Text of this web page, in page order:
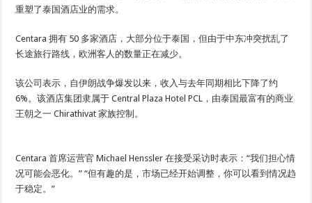
重塑了泰国酒店业的需求。
Centara 拥有 50 多家酒店，大部分位于泰国，但由于中东冲突扰乱了
长途旅行路线，欧洲客人的数量正在减少。
该公司表示，自伊朗战争爆发以来，收入与去年同期相比下降了约
6%。该酒店集团隶属于 Central Plaza Hotel PCL，由泰国最富有的商业
王朝之一 Chirathivat 家族控制。
Centara 首席运营官 Michael Henssler 在接受采访时表示：“我们担心情
况可能会恶化。” “但有趣的是，市场已经开始调整，你可以看到情况趋
于稳定。”